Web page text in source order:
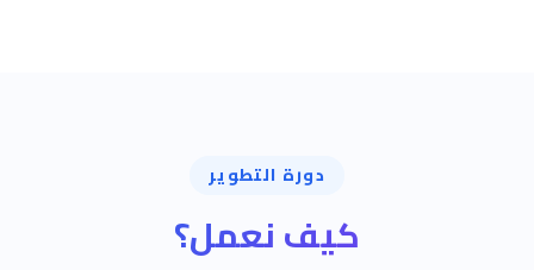
دورة التطوير
كيف نعمل؟